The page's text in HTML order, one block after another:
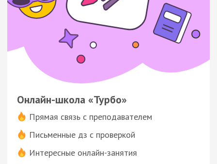
Онлайн-школа «Турбо»
Прямая связь с преподавателем
Письменные дз с проверкой
Интересные онлайн-занятия